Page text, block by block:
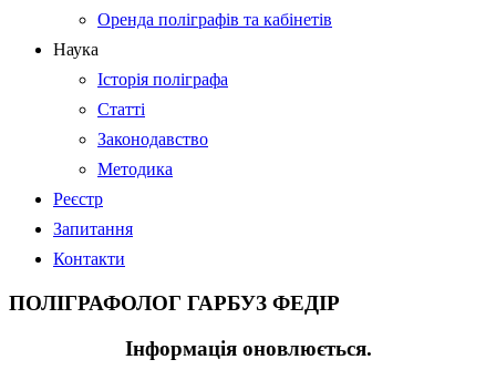
Оренда поліграфів та кабінетів
Наука
Історія поліграфа
Статті
Законодавство
Методика
Реєстр
Запитання
Контакти
ПОЛІГРАФОЛОГ ГАРБУЗ ФЕДІР
Інформація оновлюється.